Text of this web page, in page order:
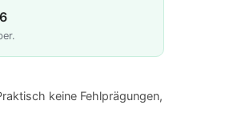
keine Fehlprägungen,